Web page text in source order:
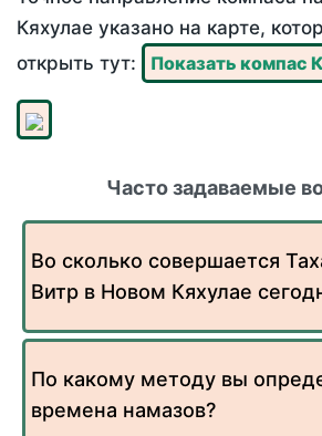
Кяхулае указано на карте,
открыть тут:
Показать компас
Часто задаваемые
Во сколько совершается
Витр в Новом Кяхулае
По какому методу вы
времена намазов?